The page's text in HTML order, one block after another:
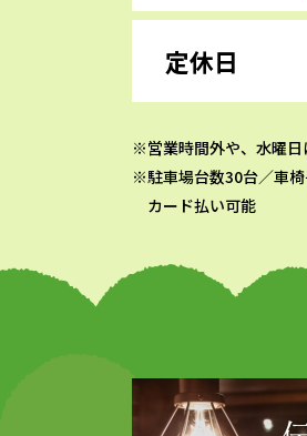
定休日
営業時間外や、水曜
駐車場台数30台／車
カード払い可能